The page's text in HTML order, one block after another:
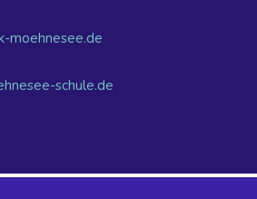
moehnesee.de
schule.de